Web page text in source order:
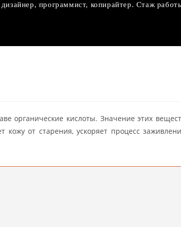
программист, копирайтер. Стаж
органические кислоты. Значение этих
от старения, ускоряет процесс